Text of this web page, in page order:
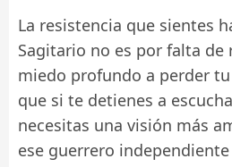
La resistencia que sientes
Sagitario no es por falta de
miedo profundo a perder
que si te detienes a
necesitas una visión más
ese guerrero